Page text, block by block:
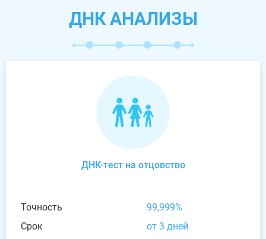
ДНК АНАЛИЗЫ
ДНК-тест на отцовство
Точность
99,999%
Срок
от 3 дней